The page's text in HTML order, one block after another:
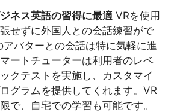
ネス英語の習得に最適 VRを使用
せずに外国人との会話練習がで
アバターとの会話は特に気軽に進
ートチューターは利用者のレベ
クテストを実施し、カスタマイ
グラムを提供してくれます。VR
で、自宅での学習も可能です。